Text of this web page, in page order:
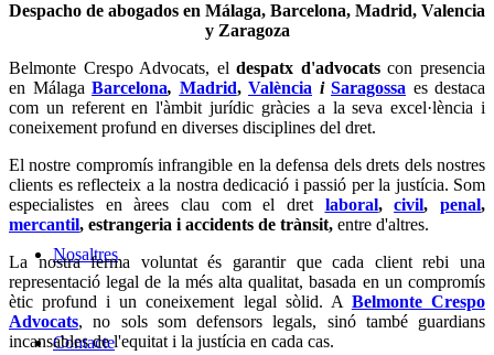
Nosaltres
Contacte
Despacho de abogados en Málaga, Barcelona, Madrid, Valencia
y Zaragoza
Belmonte Crespo Advocats, eldespatx d'advocatscon presencia
en Málaga Barcelona, Madrid, València i Saragossa es destaca
com un referent en l'àmbit jurídic gràcies a la seva excel·lència i
coneixement profund en diverses disciplines del dret.
El nostre compromís infrangible en la defensa dels drets dels nostres
clients es reflecteix a la nostra dedicació i passió per la justícia. Som
especialistes en àrees clau com el dret laboral,civil,penal,
mercantil, estrangeria i accidents de trànsit, entre d'altres.
La nostra ferma voluntat és garantir que cada client rebi una
representació legal de la més alta qualitat, basada en un compromís
ètic profund i un coneixement legal sòlid. A Belmonte Crespo
Advocats, no sols som defensors legals, sinó també guardians
incansables de l'equitat i la justícia en cada cas.